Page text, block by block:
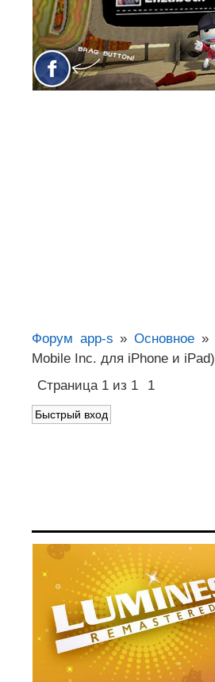
Форум app-s » Основное »
Mobile Inc. для iPhone и iPad)
Страница 1 из 1 1